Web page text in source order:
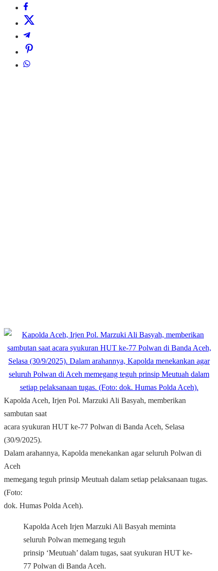
Kapolda Aceh, Irjen Pol. Marzuki Ali Basyah, memberikan
sambutan saat
acara syukuran HUT ke-77 Polwan di Banda Aceh, Selasa
(30/9/2025).
Dalam arahannya, Kapolda menekankan agar seluruh Polwan di
Aceh
memegang teguh prinsip Meutuah dalam setiap pelaksanaan tugas.
(Foto:
dok. Humas Polda Aceh).
Kapolda Aceh Irjen Marzuki Ali Basyah meminta
seluruh Polwan memegang teguh
prinsip ‘Meutuah’ dalam tugas, saat syukuran HUT ke-
77 Polwan di Banda Aceh.